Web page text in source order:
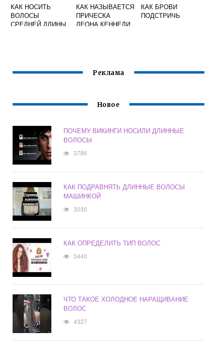
КАК НОСИТЬ
ВОЛОСЫ
СРЕДНЕЙ ДЛИНЫ
КАК НАЗЫВАЕТСЯ
ПРИЧЕСКА
ЛЕОНА КЕННЕДИ
КАК БРОВИ
ПОДСТРИЧЬ
Реклама
Новое
ПОЧЕМУ ВИКИНГИ НОСИЛИ ДЛИННЫЕ
ВОЛОСЫ
3786
КАК ПОДРАВНЯТЬ ДЛИННЫЕ ВОЛОСЫ
МАШИНКОЙ
3030
КАК ОПРЕДЕЛИТЬ ТИП ВОЛОС
5440
ЧТО ТАКОЕ ХОЛОДНОЕ НАРАЩИВАНИЕ
ВОЛОС
4327